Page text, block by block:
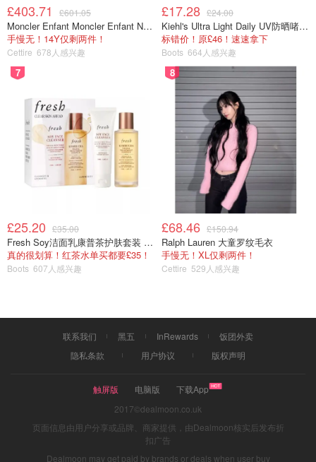
也可以在自动退税机办理，如果买的东西不多，非常方便。
但要注意如果退税办好后，有时候会要求去海关盖章。如果
没有盖章，过几周退税款还会被扣回去。还有就是金额比较
大的像Chanel,Hermes,LV，还需要去退税窗口验货。
£403.71 £601.05
Moncler Enfant Moncler Enfant New Aubert 连帽羽绒服
手慢无！14Y仅剩两件！
Cettire 678人感兴趣
£17.28 £24.00
Kiehl's Ultra Light Daily UV防晒啫喱 SPF50 PA++++ 60ml
标错价！原£46！速速拿下
Boots 664人感兴趣
7
£25.20 £35.00
Fresh Soy洁面乳康普茶护肤套装 100ml
真的很划算！红茶水单买都要£35！
Boots 607人感兴趣
8
£68.46 £150.94
Ralph Lauren 大童罗纹毛衣
手慢无！XL仅剩两件！
Cettire 529人感兴趣
联系我们 黑五 InRewards
饭团外卖
隐私条款
用户协议 版权声明
触屏版 电脑版
下载App
2017©dealmoon.co.uk
页面信息由用户分享或品牌、商家提供，由Dealmoon核实后发布折
扣广告
Dealmoon may get paid by brands or deals when user buy